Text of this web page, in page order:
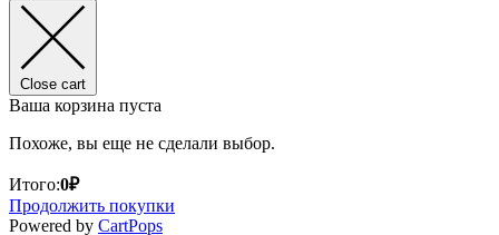
Close cart
Ваша корзина пуста
Похоже, вы еще не сделали выбор.
Итого:0₽
Продолжить покупки
Powered by CartPops(opens